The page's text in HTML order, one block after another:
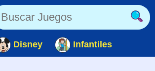
Disney Infantiles